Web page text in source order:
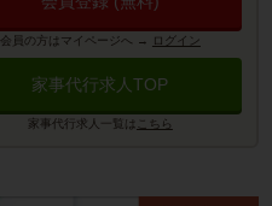
会員の方はマイページへ → ログイン
家事代行求人TOP
家事代行求人一覧は こちら